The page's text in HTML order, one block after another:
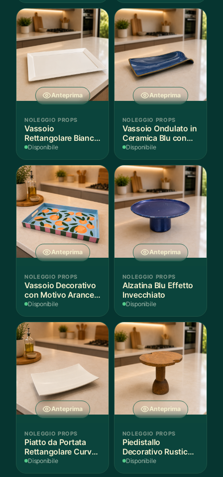
Anteprima
NOLEGGIO PROPS
Vassoio
Rettangolare Bianco
per Scenografie
Disponibile
Anteprima
NOLEGGIO PROPS
Vassoio Ondulato in
Ceramica Blu con
Bordo Dorato
Disponibile
Anteprima
NOLEGGIO PROPS
Vassoio Decorativo
con Motivo Arance e
Foglie
Disponibile
Anteprima
NOLEGGIO PROPS
Alzatina Blu Effetto
Invecchiato
Disponibile
Anteprima
NOLEGGIO PROPS
Piatto da Portata
Rettangolare Curvo
Bianco
Disponibile
Anteprima
NOLEGGIO PROPS
Piedistallo
Decorativo Rustico
in Legno
Disponibile